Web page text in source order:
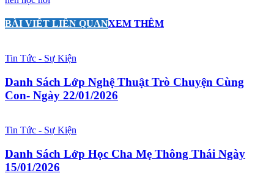
BÀI VIẾT LIÊN QUANXEM THÊM
Tin Tức - Sự Kiện
Danh Sách Lớp Nghệ Thuật Trò Chuyện Cùng
Con- Ngày 22/01/2026
Tin Tức - Sự Kiện
Danh Sách Lớp Học Cha Mẹ Thông Thái Ngày
15/01/2026